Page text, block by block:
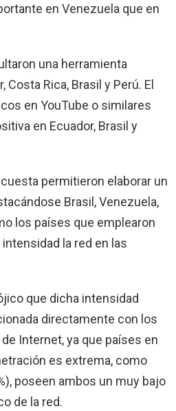
en Venezuela que en
una herramienta
Costa Rica, Brasil y Perú. El
en YouTube o similares
en Ecuador, Brasil y
permitieron elaborar un
Brasil, Venezuela,
los países que emplearon
la red en las
que dicha intensidad
directamente con los
Internet, ya que países en
es extrema, como
poseen ambos un muy bajo
de la red.